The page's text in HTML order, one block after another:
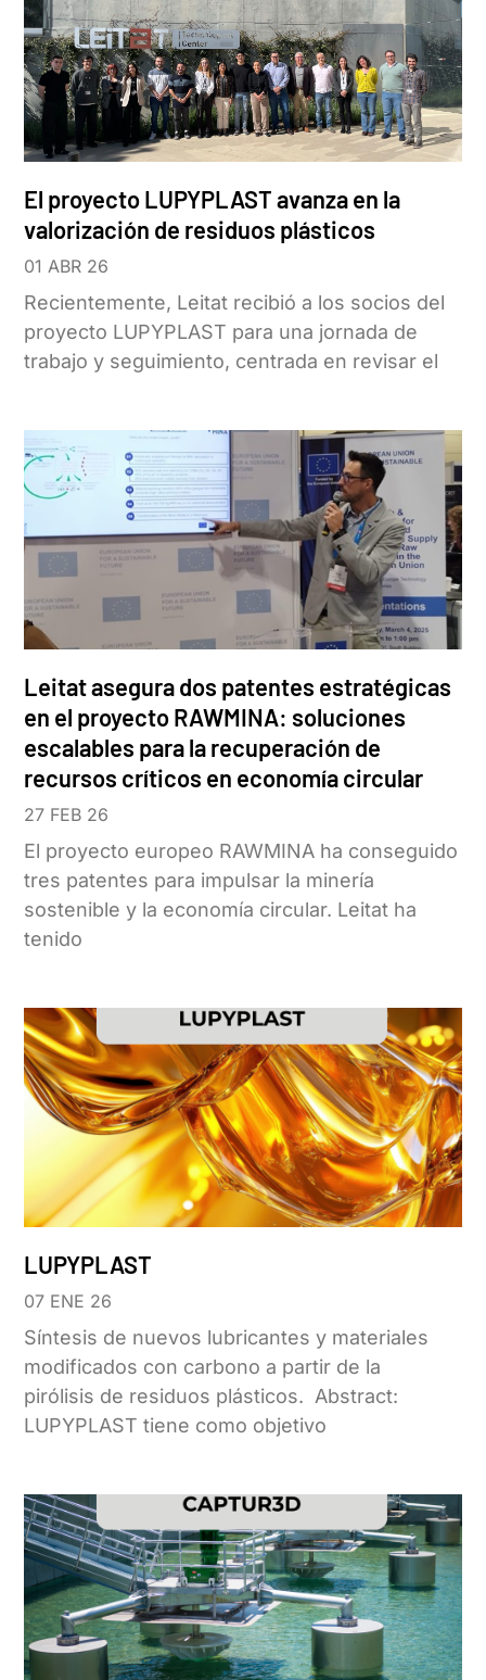
El proyecto LUPYPLAST avanza en la
valorización de residuos plásticos
01 ABR 26
Recientemente, Leitat recibió a los socios del
proyecto LUPYPLAST para una jornada de
trabajo y seguimiento, centrada en revisar el
Leitat asegura dos patentes estratégicas
en el proyecto RAWMINA: soluciones
escalables para la recuperación de
recursos críticos en economía circular
27 FEB 26
El proyecto europeo RAWMINA ha conseguido
tres patentes para impulsar la minería
sostenible y la economía circular. Leitat ha
tenido
LUPYPLAST
07 ENE 26
Síntesis de nuevos lubricantes y materiales
modificados con carbono a partir de la
pirólisis de residuos plásticos. Abstract:
LUPYPLAST tiene como objetivo